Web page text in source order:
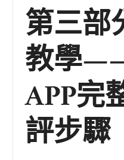
第三部
教學
APP完
評步驟